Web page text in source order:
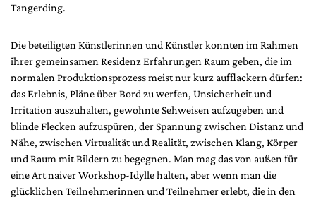
Tangerding.
Die beteiligten Künstlerinnen und Künstler konnten im Rahmen
ihrer gemeinsamen Residenz Erfahrungen Raum geben, die im
normalen Produktionsprozess meist nur kurz aufflackern dürfen:
das Erlebnis, Pläne über Bord zu werfen, Unsicherheit und
Irritation auszuhalten, gewohnte Sehweisen aufzugeben und
blinde Flecken aufzuspüren, der Spannung zwischen Distanz und
Nähe, zwischen Virtualität und Realität, zwischen Klang, Körper
und Raum mit Bildern zu begegnen. Man mag das von außen für
eine Art naiver Workshop-Idylle halten, aber wenn man die
glücklichen Teilnehmerinnen und Teilnehmer erlebt, die in den